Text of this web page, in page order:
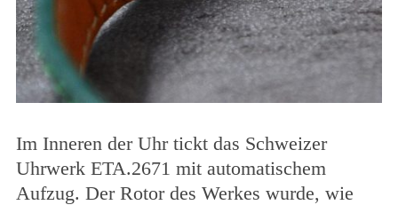
Im Inneren der Uhr tickt das Schweizer
Uhrwerk ETA.2671 mit automatischem
Aufzug. Der Rotor des Werkes wurde, wie